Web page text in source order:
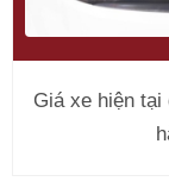
Giá xe hiện